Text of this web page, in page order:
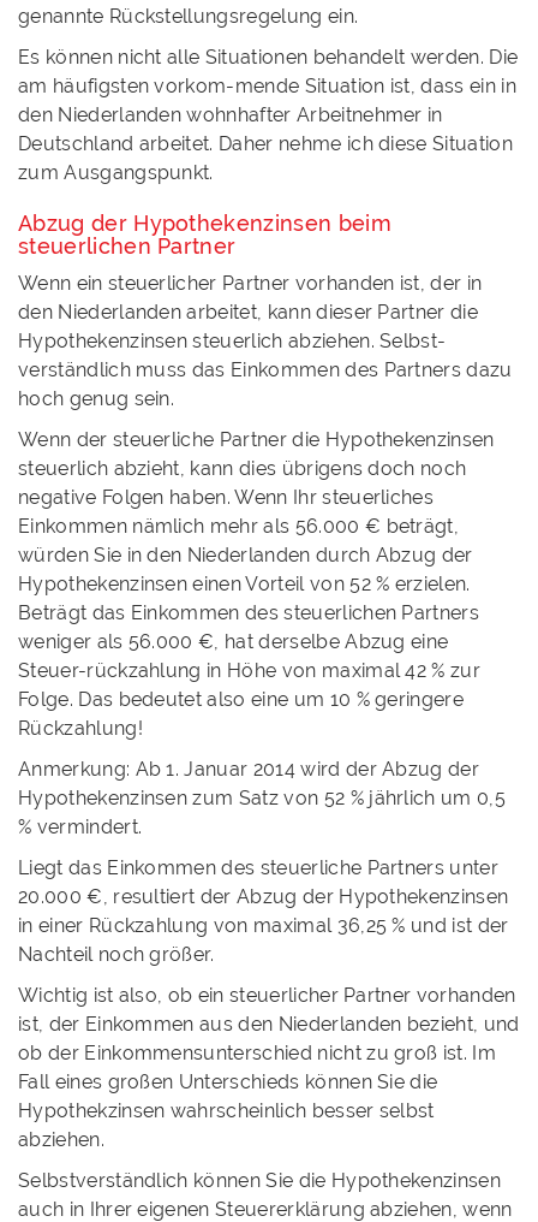
genannte Rückstellungsregelung ein.
Es können nicht alle Situationen behandelt werden. Die
am häufigsten vorkom-mende Situation ist, dass ein in
den Niederlanden wohnhafter Arbeitnehmer in
Deutschland arbeitet. Daher nehme ich diese Situation
zum Ausgangspunkt.
Abzug der Hypothekenzinsen beim
steuerlichen Partner
Wenn ein steuerlicher Partner vorhanden ist, der in
den Niederlanden arbeitet, kann dieser Partner die
Hypothekenzinsen steuerlich abziehen. Selbst-
verständlich muss das Einkommen des Partners dazu
hoch genug sein.
Wenn der steuerliche Partner die Hypothekenzinsen
steuerlich abzieht, kann dies übrigens doch noch
negative Folgen haben. Wenn Ihr steuerliches
Einkommen nämlich mehr als 56.000 € beträgt,
würden Sie in den Niederlanden durch Abzug der
Hypothekenzinsen einen Vorteil von 52 % erzielen.
Beträgt das Einkommen des steuerlichen Partners
weniger als 56.000 €, hat derselbe Abzug eine
Steuer-rückzahlung in Höhe von maximal 42 % zur
Folge. Das bedeutet also eine um 10 % geringere
Rückzahlung!
Anmerkung: Ab 1. Januar 2014 wird der Abzug der
Hypothekenzinsen zum Satz von 52 % jährlich um 0,5
% vermindert.
Liegt das Einkommen des steuerliche Partners unter
20.000 €, resultiert der Abzug der Hypothekenzinsen
in einer Rückzahlung von maximal 36,25 % und ist der
Nachteil noch größer.
Wichtig ist also, ob ein steuerlicher Partner vorhanden
ist, der Einkommen aus den Niederlanden bezieht, und
ob der Einkommensunterschied nicht zu groß ist. Im
Fall eines großen Unterschieds können Sie die
Hypothekzinsen wahrscheinlich besser selbst
abziehen.
Selbstverständlich können Sie die Hypothekenzinsen
auch in Ihrer eigenen Steuererklärung abziehen, wenn